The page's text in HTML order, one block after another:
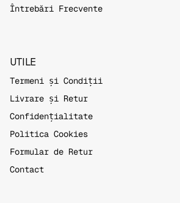
Întrebări Frecvente
UTILE
Termeni și Condiții
Livrare și Retur
Confidențialitate
Politica Cookies
Formular de Retur
Contact